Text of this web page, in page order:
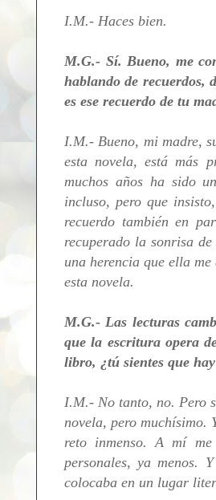
I.M.- Haces bien.
M.G.- Sí. Bueno, me
hablando de recuerdos,
es ese recuerdo de tu
I.M.- Bueno, mi madre,
esta novela, está más
muchos años ha sido
incluso, pero que
recuerdo también en
recuperado la sonrisa
una herencia que ella
esta novela.
M.G.- Las lecturas
que la escritura opera
libro, ¿tú sientes que
I.M.- No tanto, no. Pero
novela, pero muchísimo.
reto inmenso. A mí
personales, ya menos.
colocaba en un lugar